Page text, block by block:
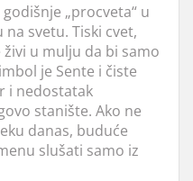
„procveta“ u
svetu. Tiski cvet,
u mulju da bi samo
je Sente i čiste
i nedostatak
stanište. Ako ne
danas, buduće
slušati samo iz